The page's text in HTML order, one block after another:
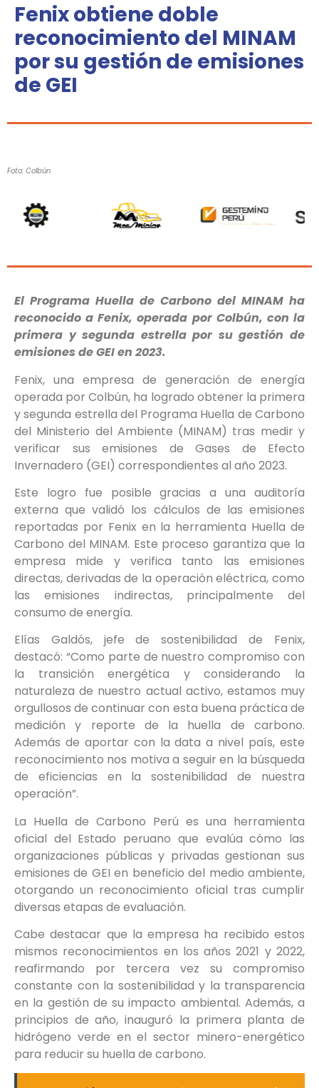
Fenix obtiene doble
reconocimiento del MINAM
por su gestión de emisiones
de GEI
Foto: Colbún
El Programa Huella de Carbono del MINAM ha
reconocido a Fenix, operada por Colbún, con la
primera y segunda estrella por su gestión de
emisiones de GEI en 2023.
Fenix, una empresa de generación de energía
operada por Colbún, ha logrado obtener la primera
y segunda estrella del Programa Huella de Carbono
del Ministerio del Ambiente (MINAM) tras medir y
verificar sus emisiones de Gases de Efecto
Invernadero (GEI) correspondientes al año 2023.
Este logro fue posible gracias a una auditoría
externa que validó los cálculos de las emisiones
reportadas por Fenix en la herramienta Huella de
Carbono del MINAM. Este proceso garantiza que la
empresa mide y verifica tanto las emisiones
directas, derivadas de la operación eléctrica, como
las emisiones indirectas, principalmente del
consumo de energía.
Elías Galdós, jefe de sostenibilidad de Fenix,
destacó: “Como parte de nuestro compromiso con
la transición energética y considerando la
naturaleza de nuestro actual activo, estamos muy
orgullosos de continuar con esta buena práctica de
medición y reporte de la huella de carbono.
Además de aportar con la data a nivel país, este
reconocimiento nos motiva a seguir en la búsqueda
de eficiencias en la sostenibilidad de nuestra
operación”.
La Huella de Carbono Perú es una herramienta
oficial del Estado peruano que evalúa cómo las
organizaciones públicas y privadas gestionan sus
emisiones de GEI en beneficio del medio ambiente,
otorgando un reconocimiento oficial tras cumplir
diversas etapas de evaluación.
Cabe destacar que la empresa ha recibido estos
mismos reconocimientos en los años 2021 y 2022,
reafirmando por tercera vez su compromiso
constante con la sostenibilidad y la transparencia
en la gestión de su impacto ambiental. Además, a
principios de año, inauguró la primera planta de
hidrógeno verde en el sector minero-energético
para reducir su huella de carbono.